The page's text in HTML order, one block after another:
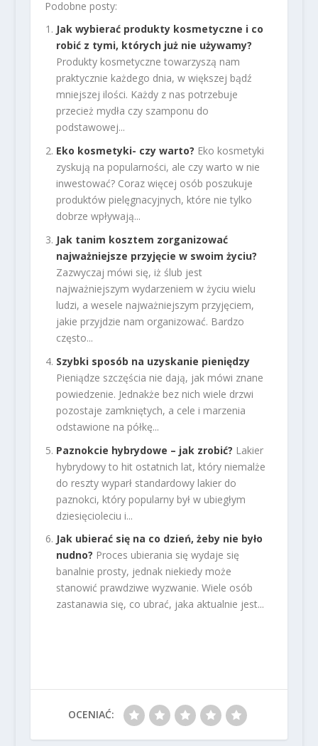
Podobne posty:
Jak wybierać produkty kosmetyczne i co
robić z tymi, których już nie używamy?
Produkty kosmetyczne towarzyszą nam
praktycznie każdego dnia, w większej bądź
mniejszej ilości. Każdy z nas potrzebuje
przecież mydła czy szamponu do
podstawowej...
Eko kosmetyki- czy warto? Eko kosmetyki
zyskują na popularności, ale czy warto w nie
inwestować? Coraz więcej osób poszukuje
produktów pielęgnacyjnych, które nie tylko
dobrze wpływają...
Jak tanim kosztem zorganizować
najważniejsze przyjęcie w swoim życiu?
Zazwyczaj mówi się, iż ślub jest
najważniejszym wydarzeniem w życiu wielu
ludzi, a wesele najważniejszym przyjęciem,
jakie przyjdzie nam organizować. Bardzo
często...
Szybki sposób na uzyskanie pieniędzy
Pieniądze szczęścia nie dają, jak mówi znane
powiedzenie. Jednakże bez nich wiele drzwi
pozostaje zamkniętych, a cele i marzenia
odstawione na półkę...
Paznokcie hybrydowe – jak zrobić? Lakier
hybrydowy to hit ostatnich lat, który niemalże
do reszty wyparł standardowy lakier do
paznokci, który popularny był w ubiegłym
dziesięcioleciu i...
Jak ubierać się na co dzień, żeby nie było
nudno? Proces ubierania się wydaje się
banalnie prosty, jednak niekiedy może
stanowić prawdziwe wyzwanie. Wiele osób
zastanawia się, co ubrać, jaka aktualnie jest...
OCENIAĆ: